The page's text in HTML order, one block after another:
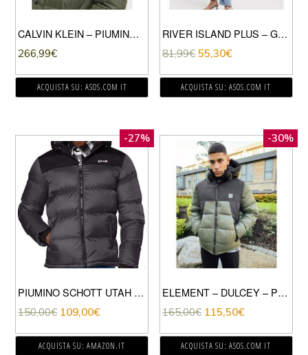
CALVIN KLEIN – PIUMINO IMBOTTITO LUNGHEZZA MEDIA-VERDE
266,99€
ACQUISTA SU: ASOS.COM IT
RIVER ISLAND PLUS – GIACCA ELEGANTE VERDE
81,99€ 55,30€
ACQUISTA SU: ASOS.COM IT
-27%
PIUMINO SCHOTT UTAH CAPPUCCIO
150,00€ 109,00€
ACQUISTA SU: AMAZON.IT
-30%
ELEMENT – DULCEY – PIUMINO KAKI-VERDE
165,00€ 115,50€
ACQUISTA SU: ASOS.COM IT